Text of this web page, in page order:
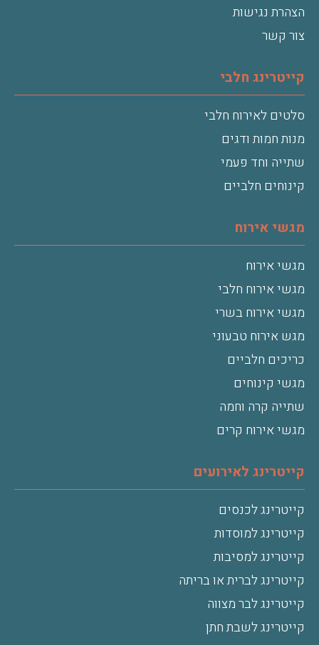
הצהרת נגישות
צור קשר
קייטרינג חלבי
סלטים לאירוח חלבי
מנות חמות ודגים
שתייה וחד פעמי
קינוחים חלביים
מגשי אירוח
מגשי אירוח
מגשי אירוח חלבי
מגשי אירוח בשרי
מגש אירוח טבעוני
כריכים חלביים
מגשי קינוחים
שתייה קרה וחמה
מגשי אירוח קרים
קייטרינג לאירועים
קייטרינג לכנסים
קייטרינג למוסדות
קייטרינג למסיבות
קייטרינג לברית או בריתה
קייטרינג לבר מצווה
קייטרינג לשבת חתן